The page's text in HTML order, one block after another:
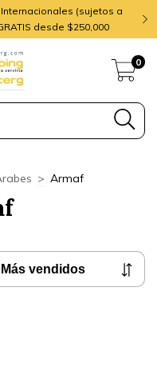
Internacionales (sujetos a
desde $250,000
0
> Armaf